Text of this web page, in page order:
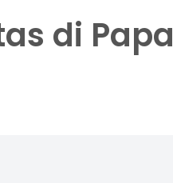
di Papa